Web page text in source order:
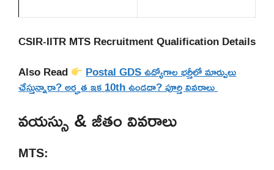
CSIR-IITR MTS Recruitment Qualification Details
Also Read
Postal GDS ఉద్యోగాల భర్తీలో మార్పులు
చేస్తున్నారా? అర్హత ఇక 10th ఉండదా? పూర్తి వివరాలు
వయస్సు & జీతం వివరాలు
MTS: